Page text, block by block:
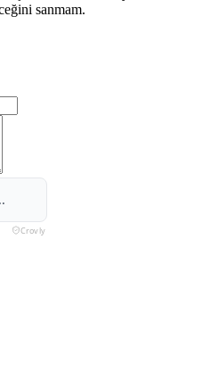
sanmam.